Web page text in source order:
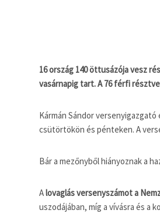
16 ország 140 öttusázója vesz
vasárnapig tart. A 76 férfi
Kármán Sándor
csütörtökön és pénteken. A
Bár a mezőnyből hiányoznak a
Alovaglás versenyszámot a
uszodájában, míg a vívásra és a